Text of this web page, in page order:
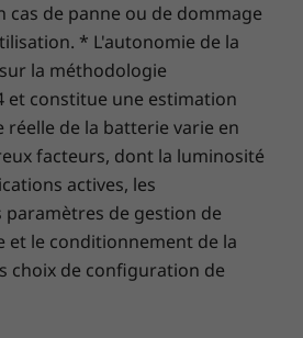
vous de la prise
ThinkPad T15 offre une
suffisante pour tenir
de travail et jusque tard
si vous avez besoin de
carte à puce
micro
en charge RapidCharge)
prises en charge
ThinkPad (2e gén.)
Basic/Pro/Ultra Dock
portables et Ultrabooks
cas de panne ou de dommage
* L'autonomie de la
la méthodologie
et constitue une estimation
réelle de la batterie varie en
facteurs, dont la luminosité
actives, les
de gestion de
et le conditionnement de la
choix de configuration de